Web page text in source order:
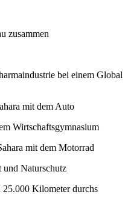
zusammen
bei einem Global
mit dem Auto
Wirtschaftsgymnasium
mit dem Motorrad
Naturschutz
Kilometer durchs